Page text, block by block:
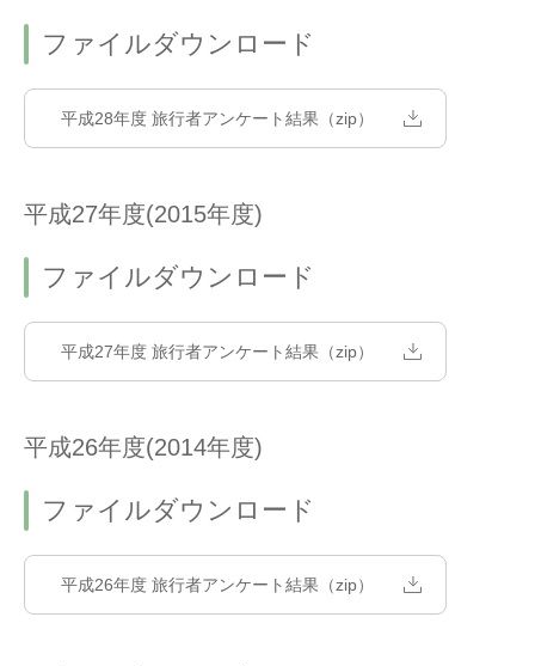
ファイルダウンロード
平成28年度 旅行者アンケート結果（zip）
平成27年度(2015年度)
ファイルダウンロード
平成27年度 旅行者アンケート結果（zip）
平成26年度(2014年度)
ファイルダウンロード
平成26年度 旅行者アンケート結果（zip）